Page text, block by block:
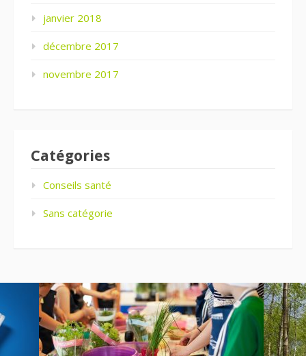
janvier 2018
décembre 2017
novembre 2017
Catégories
Conseils santé
Sans catégorie